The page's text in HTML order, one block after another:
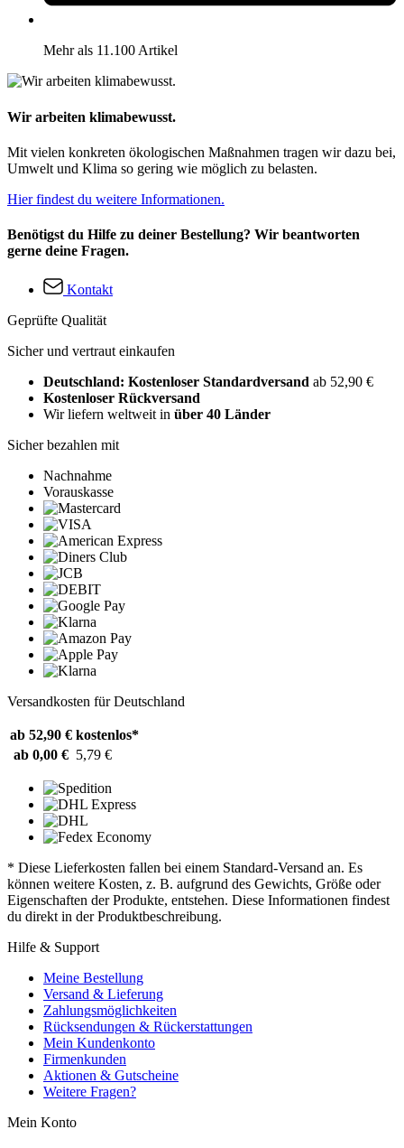
Mehr als 11.100 Artikel
Wir arbeiten klimabewusst.
Mit vielen konkreten ökologischen Maßnahmen tragen wir dazu bei,
Umwelt und Klima so gering wie möglich zu belasten.
Hier findest du weitere Informationen.
Benötigst du Hilfe zu deiner Bestellung? Wir beantworten
gerne deine Fragen.
Kontakt
Geprüfte Qualität
Sicher und vertraut einkaufen
Deutschland: Kostenloser Standardversand ab 52,90 €
Kostenloser Rückversand
Wir liefern weltweit in über 40 Länder
Sicher bezahlen mit
Nachnahme
Vorauskasse
Versandkosten für Deutschland
ab 52,90 € kostenlos*
ab 0,00 € 5,79 €
* Diese Lieferkosten fallen bei einem Standard-Versand an. Es
können weitere Kosten, z. B. aufgrund des Gewichts, Größe oder
Eigenschaften der Produkte, entstehen. Diese Informationen findest
du direkt in der Produktbeschreibung.
Hilfe & Support
Meine Bestellung
Versand & Lieferung
Zahlungsmöglichkeiten
Rücksendungen & Rückerstattungen
Mein Kundenkonto
Firmenkunden
Aktionen & Gutscheine
Weitere Fragen?
Mein Konto